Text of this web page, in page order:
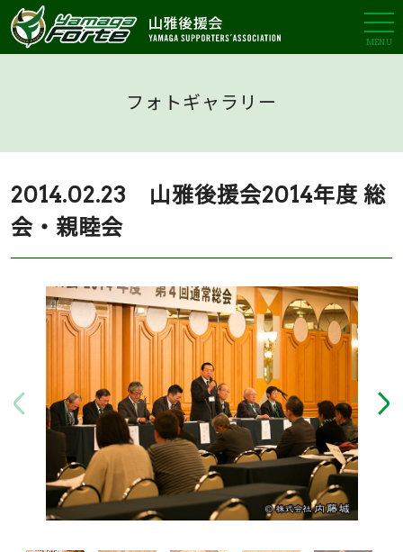
MENU
フォトギャラリー
2014.02.23 山雅後援会2014年度 総
会・親睦会